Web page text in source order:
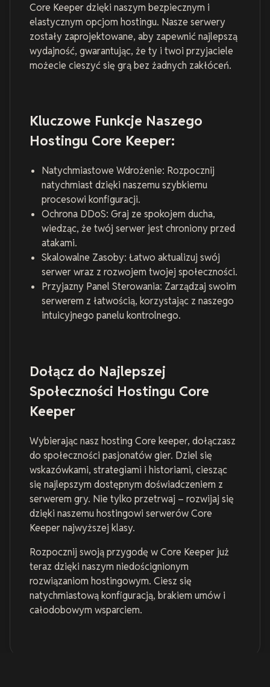
Core Keeper dzięki naszym bezpiecznym i
elastycznym opcjom hostingu. Nasze serwery
zostały zaprojektowane, aby zapewnić najlepszą
wydajność, gwarantując, że ty i twoi przyjaciele
możecie cieszyć się grą bez żadnych zakłóceń.
Kluczowe Funkcje Naszego
Hostingu Core Keeper:
Natychmiastowe Wdrożenie: Rozpocznij
natychmiast dzięki naszemu szybkiemu
procesowi konfiguracji.
Ochrona DDoS: Graj ze spokojem ducha,
wiedząc, że twój serwer jest chroniony przed
atakami.
Skalowalne Zasoby: Łatwo aktualizuj swój
serwer wraz z rozwojem twojej społeczności.
Przyjazny Panel Sterowania: Zarządzaj swoim
serwerem z łatwością, korzystając z naszego
intuicyjnego panelu kontrolnego.
Dołącz do Najlepszej
Społeczności Hostingu Core
Keeper
Wybierając nasz hosting Core keeper, dołączasz
do społeczności pasjonatów gier. Dziel się
wskazówkami, strategiami i historiami, ciesząc
się najlepszym dostępnym doświadczeniem z
serwerem gry. Nie tylko przetrwaj – rozwijaj się
dzięki naszemu hostingowi serwerów Core
Keeper najwyższej klasy.
Rozpocznij swoją przygodę w Core Keeper już
teraz dzięki naszym niedoścignionym
rozwiązaniom hostingowym. Ciesz się
natychmiastową konfiguracją, brakiem umów i
całodobowym wsparciem.